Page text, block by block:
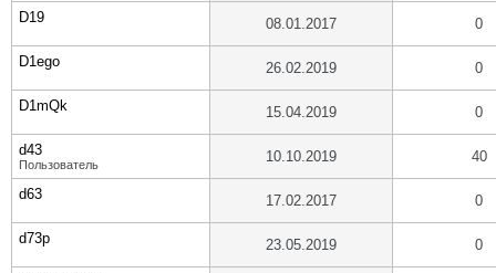
D19 08.01.2017 0
D1ego 26.02.2019 0
D1mQk 15.04.2019 0
d43
Пользователь 10.10.2019 40
d63 17.02.2017 0
d73p 23.05.2019 0